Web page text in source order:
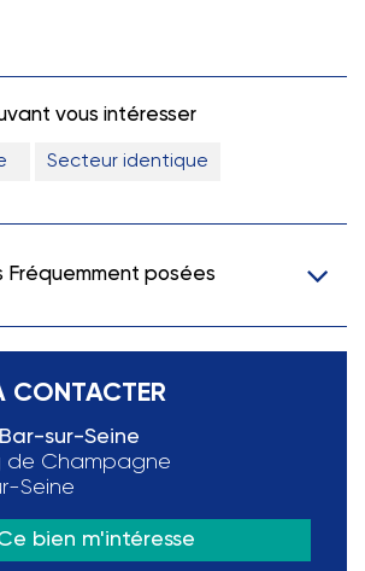
vous intéresser
Secteur identique
Fréquemment posées
CONTACTER
sur-Seine
de Champagne
Seine
bien m'intéresse